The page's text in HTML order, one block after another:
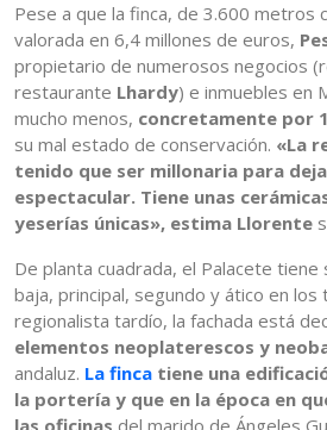
Pese a que la finca, de 3.600 metros
valorada en 6,4 millones de euros,
propietario de numerosos negocios
restaurante Lhardy) e inmuebles en
mucho menos, concretamente por
su mal estado de conservación. «La
tenido que ser millonaria para
espectacular. Tiene unas
yeserías únicas», estima Llorente
De planta cuadrada, el Palacete
baja, principal, segundo y ático en
regionalista tardío, la fachada está
elementos neoplaterescos y
andaluz. La finca tiene una
la portería y que en la época en